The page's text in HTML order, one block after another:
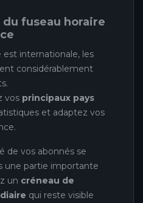
fuseau horaire
internationale, les
considérablement
vos principaux pays
et adaptez vos
de vos abonnés se
une partie importante
un créneau de
qui reste visible